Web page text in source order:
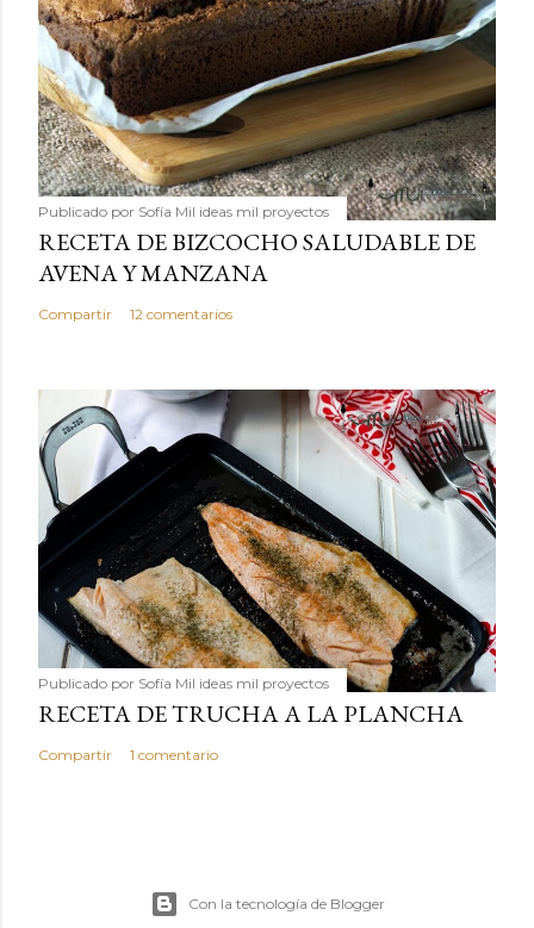
Publicado por Sofía Mil ideas mil proyectos
RECETA DE BIZCOCHO SALUDABLE DE
AVENA Y MANZANA
Compartir 12 comentarios
Publicado por Sofía Mil ideas mil proyectos
RECETA DE TRUCHA A LA PLANCHA
Compartir 1 comentario
Con la tecnología de Blogger